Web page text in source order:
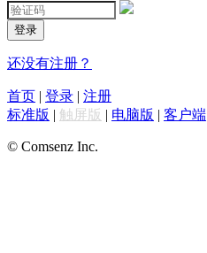
登录
还没有注册？
首页 | 登录 | 注册
标准版 | 触屏版 | 电脑版 | 客户端
© Comsenz Inc.